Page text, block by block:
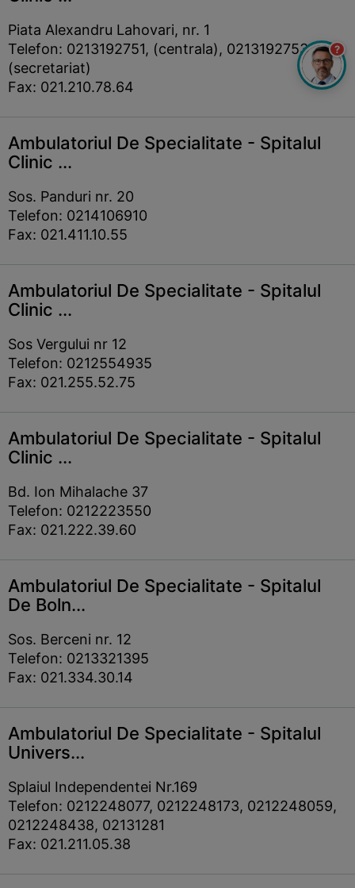
Piata Alexandru Lahovari, nr. 1
Telefon: 0213192751, (centrala), 0213192753
(secretariat)
Fax: 021.210.78.64
Ambulatoriul De Specialitate - Spitalul
Clinic ...
Sos. Panduri nr. 20
Telefon: 0214106910
Fax: 021.411.10.55
Ambulatoriul De Specialitate - Spitalul
Clinic ...
Sos Vergului nr 12
Telefon: 0212554935
Fax: 021.255.52.75
Ambulatoriul De Specialitate - Spitalul
Clinic ...
Bd. Ion Mihalache 37
Telefon: 0212223550
Fax: 021.222.39.60
Ambulatoriul De Specialitate - Spitalul
De Boln...
Sos. Berceni nr. 12
Telefon: 0213321395
Fax: 021.334.30.14
Ambulatoriul De Specialitate - Spitalul
Univers...
Splaiul Independentei Nr.169
Telefon: 0212248077, 0212248173, 0212248059,
0212248438, 02131281
Fax: 021.211.05.38
?